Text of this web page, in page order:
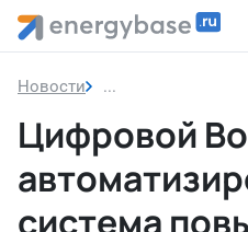
Новости Цифровой
Цифровой
система